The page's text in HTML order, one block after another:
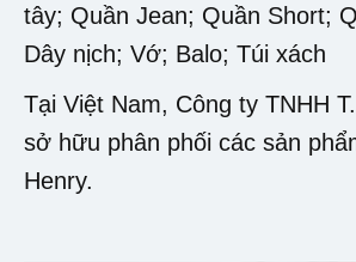
tây; Quần Jean; Quần Short;
Dây nịch; Vớ; Balo; Túi xách
Tại Việt Nam, Công ty TNHH
sở hữu phân phối các sản
Henry.